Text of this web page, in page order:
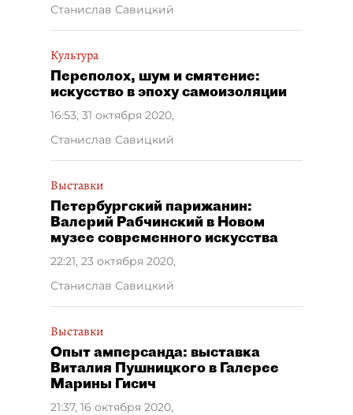
Станислав Савицкий
Культура
Переполох, шум и смятение:
искусство в эпоху самоизоляции
16:53, 31 октября 2020,
Станислав Савицкий
Выставки
Петербургский парижанин:
Валерий Рабчинский в Новом
музее современного искусства
22:21, 23 октября 2020,
Станислав Савицкий
Выставки
Опыт амперсанда: выставка
Виталия Пушницкого в Галерее
Марины Гисич
21:37, 16 октября 2020,